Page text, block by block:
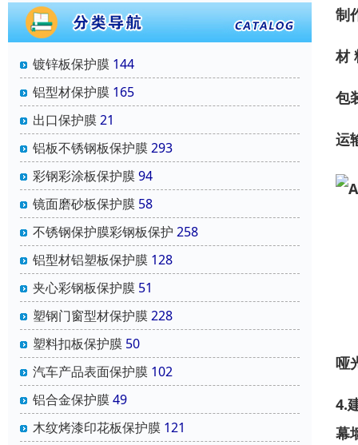
镀锌板保护膜 144
铝型材保护膜 165
出口保护膜21
铝板不锈钢板保护膜293
彩钢彩涂板保护膜94
镜面磨砂板保护膜 58
不锈钢保护膜彩钢板保护 258
铝型材铝塑板保护膜 128
夹心彩钢板保护膜 51
塑钢门窗型材保护膜228
塑料扣板保护膜 50
汽车产品表面保护膜 102
铝合金保护膜49
木纹烤漆印花板保护膜 121
制
材
包
运
哑
4.
幕